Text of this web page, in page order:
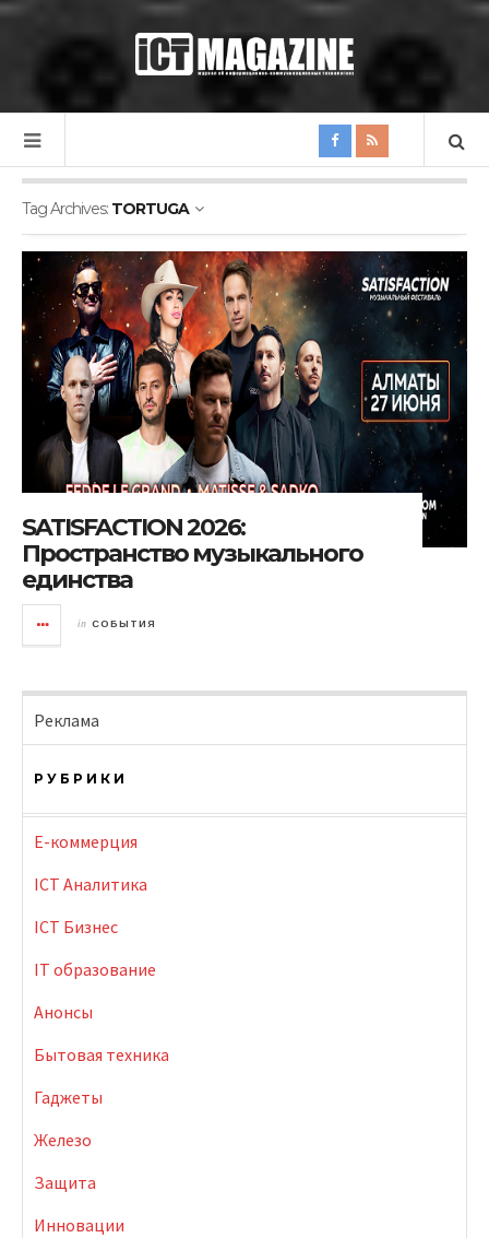
Tag Archives: TORTUGA
SATISFACTION 2026:
Пространство музыкального
единства
in СОБЫТИЯ
Реклама
РУБРИКИ
E-коммерция
ICT Аналитика
ICT Бизнес
IT образование
Анонсы
Бытовая техника
Гаджеты
Железо
Защита
Инновации